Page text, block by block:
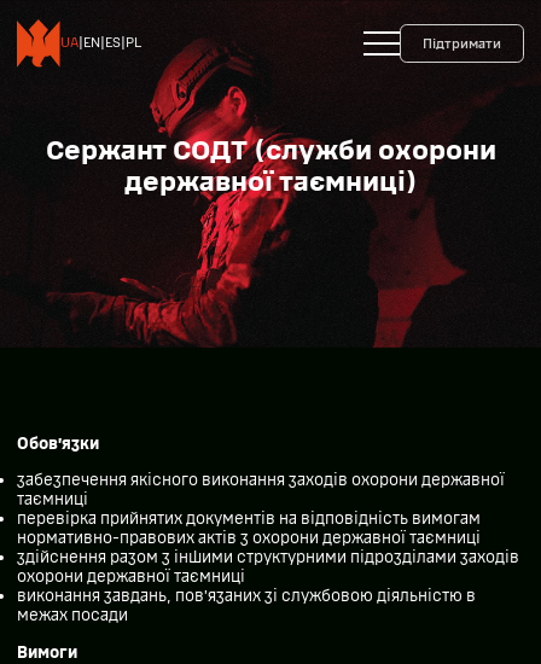
UA EN ES PL Підтримати
Сержант СОДТ (служби охорони
державної таємниці)
Обов’язки
забезпечення якісного виконання заходів охорони державної
таємниці
перевірка прийнятих документів на відповідність вимогам
нормативно-правових актів з охорони державної таємниці
здійснення разом з іншими структурними підрозділами заходів
охорони державної таємниці
виконання завдань, пов’язаних зі службовою діяльністю в
межах посади
Вимоги